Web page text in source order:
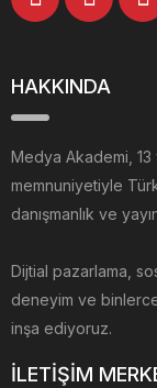
HAKKINDA
Medya Akademi, 13
memnuniyetiyle
danışmanlık ve
Dijtial pazarlama,
deneyim ve binlerce
inşa ediyoruz.
İLETİŞİM